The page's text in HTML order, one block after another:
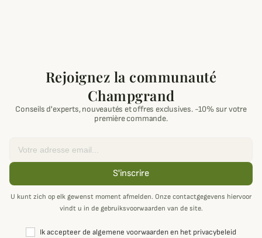
Rejoignez la communauté
Champgrand
Conseils d'experts, nouveautés et offres exclusives. -10% sur votre
première commande.
S'inscrire
U kunt zich op elk gewenst moment afmelden. Onze contactgegevens hiervoor
vindt u in de gebruiksvoorwaarden van de site.
Ik accepteer de algemene voorwaarden en het privacybeleid